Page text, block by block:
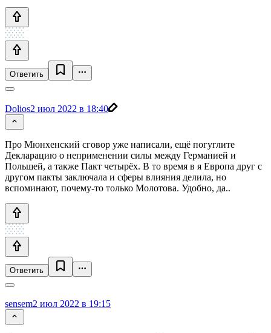
Ответить
Dolios2 июл 2022 в 18:40
Про Мюнхенский сговор уже написали, ещё погуглите
Декларацию о неприменении силы между Германией и
Польшей, а также Пакт четырёх. В то время в я Европа друг с
другом пакты заключала и сферы влияния делила, но
вспоминают, почему-то только Молотова. Удобно, да..
Ответить
sensem2 июл 2022 в 19:15